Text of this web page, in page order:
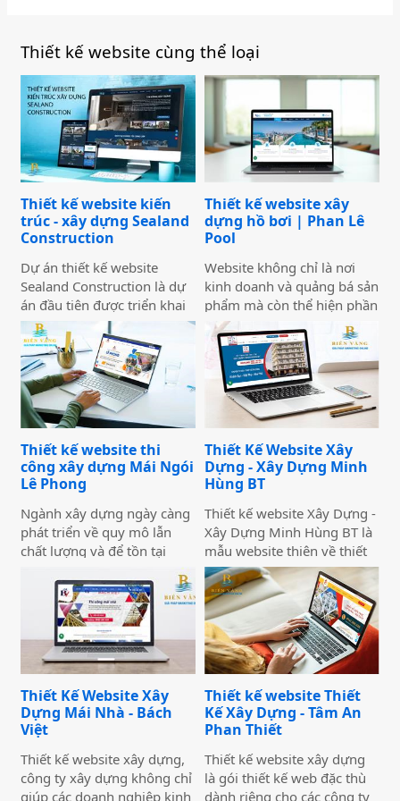
Thiết kế website cùng thể loại
Thiết kế website kiến
trúc - xây dựng Sealand
Construction
Dự án thiết kế website
Sealand Construction là dự
án đầu tiên được triển khai
trong năm 2026 bởi Công
ty Thiết kế Website Biển
Vàng, mang ý nghĩa mở đầu
cho một năm phát triển mới
với định hướng chuyên
nghiệp, bài bản và bền
Thiết kế website xây
dựng hồ bơi | Phan Lê
Pool
Website không chỉ là nơi
kinh doanh và quảng bá sản
phẩm mà còn thể hiện phần
nào bộ mặt của doanh
nghiệp. Việc thiết kế
website với giao diện đẹp,
bắt mắt với nội dung hấp
dẫn sẽ khiến website của
bạn thu hút trong mắt
Thiết kế website thi
công xây dựng Mái Ngói
Lê Phong
Ngành xây dựng ngày càng
phát triển về quy mô lẫn
chất lượng và để tồn tại
được trong ngành này quả
là một thách thức không hề
nhỏ đối với các doanh
nghiệp. Điều này đòi hỏi các
doanh nghiệp cần nỗ lực
gấp nhiều lần hơn nữa
hàng mới. Thiết kế website
thi công xây dựng vừa giúp
tăng uy tín đối với khách
hàng vừa khẳng định được
thương hiệu của bạn bằng
hồ sơ năng lực được thể
Thiết Kế Website Xây
Dựng - Xây Dựng Minh
Hùng BT
Thiết kế website Xây Dựng -
Xây Dựng Minh Hùng BT là
mẫu website thiên về thiết
kế - xây dựng nhà có phong
cách chuyên nghiệp, phù
hợp với các mục đích kinh
doanh, đặc biệt là trong lĩnh
vực xây dựng. Mẫu website
này cũng đã từng được
mua và thiết kế lại với các
tính năng đầy đủ, toàn diện.
Thiết Kế Website Xây
Dựng Mái Nhà - Bách
Việt
Thiết kế website xây dựng,
công ty xây dựng không chỉ
giúp các doanh nghiệp kinh
Thiết kế website Thiết
Kế Xây Dựng - Tâm An
Phan Thiết
Thiết kế website xây dựng
là gói thiết kế web đặc thù
dành riêng cho các công ty